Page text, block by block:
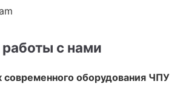
с нами
современного оборудования ЧПУ